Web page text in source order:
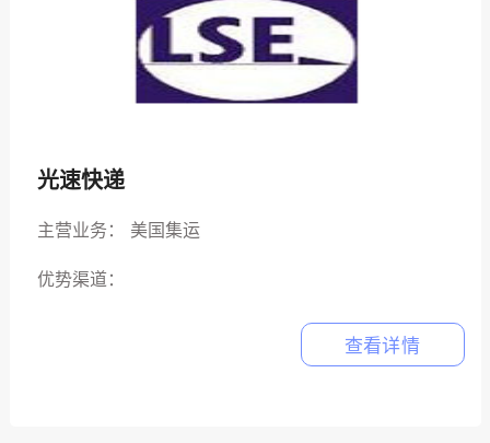
光速快递
主营业务： 美国集运
优势渠道：
查看详情